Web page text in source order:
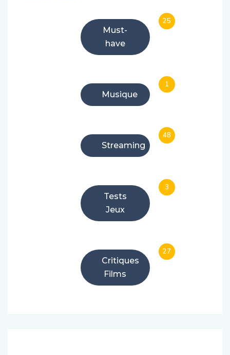
Must-
have
25
Musique
1
Streaming
48
Tests
Jeux
3
Critiques
Films
27